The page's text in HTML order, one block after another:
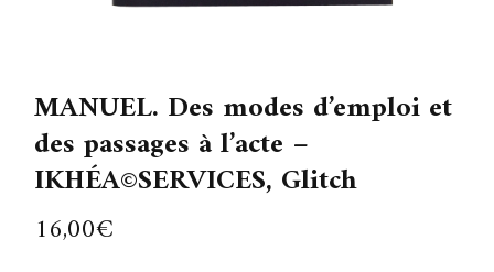
MANUEL. Des modes d’emploi et
des passages à l’acte –
IKHÉA©SERVICES, Glitch
16,00€